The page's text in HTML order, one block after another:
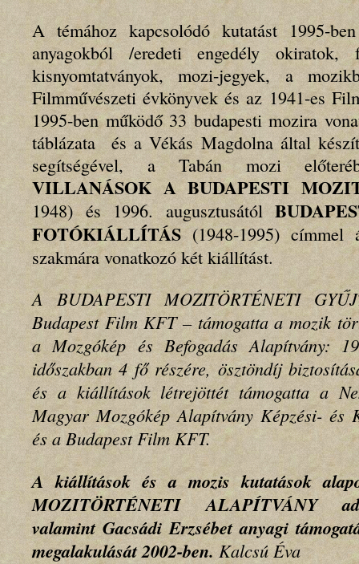
A témához kapcsolódó kutatást 1995-
anyagokból /eredeti engedély
kisnyomtatványok, mozi-jegyek, a
Filmművészeti évkönyvek és az 1941-es
1995-ben működő 33 budapesti mozira
táblázata és a Vékás Magdolna által
segítségével, a Tabán mozi
VILLANÁSOK A BUDAPESTI
1948) és 1996. augusztusától
FOTÓKIÁLLÍTÁS(1948-1995) címmel
szakmára vonatkozó két kiállítást.
A BUDAPESTI MOZITÖRTÉNETI
Budapest Film KFT – támogatta a mozik
a Mozgókép és Befogadás Alapítvány:
időszakban 4 fő részére, ösztöndíj
és a kiállítások létrejöttét támogatta a
Magyar Mozgókép Alapítvány Képzési- és
és a Budapest Film KFT.
A kiállítások és a mozis kutatások
MOZITÖRTÉNETI ALAPÍTVÁNY
valamint Gacsádi Erzsébet anyagi
megalakulását 2002-ben. Kalcsú Éva